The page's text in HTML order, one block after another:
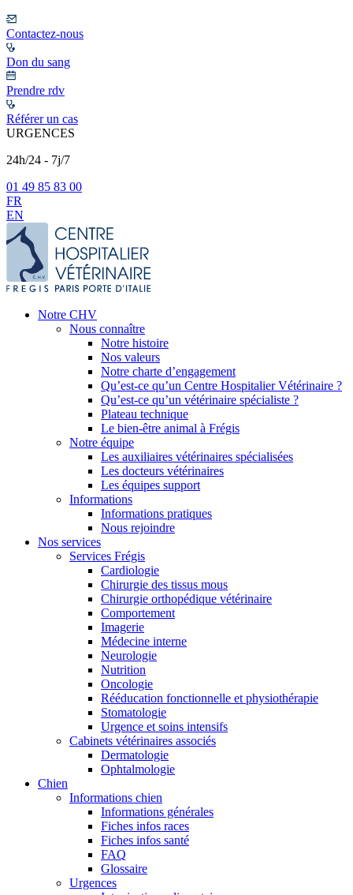
Contactez-nous
Don du sang
Prendre rdv
Référer un cas
URGENCES
24h/24 - 7j/7
01 49 85 83 00
FR
EN
Notre CHV
Nous connaître
Notre histoire
Nos valeurs
Notre charte d’engagement
Qu’est-ce qu’un Centre Hospitalier Vétérinaire ?
Qu’est-ce qu’un vétérinaire spécialiste ?
Plateau technique
Le bien-être animal à Frégis
Notre équipe
Les auxiliaires vétérinaires spécialisées
Les docteurs vétérinaires
Les équipes support
Informations
Informations pratiques
Nous rejoindre
Nos services
Services Frégis
Cardiologie
Chirurgie des tissus mous
Chirurgie orthopédique vétérinaire
Comportement
Imagerie
Médecine interne
Neurologie
Nutrition
Oncologie
Rééducation fonctionnelle et physiothérapie
Stomatologie
Urgence et soins intensifs
Cabinets vétérinaires associés
Dermatologie
Ophtalmologie
Chien
Informations chien
Informations générales
Fiches infos races
Fiches infos santé
FAQ
Glossaire
Urgences